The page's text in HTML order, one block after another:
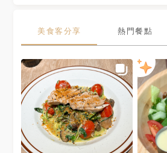
美食客分享 熱門餐點